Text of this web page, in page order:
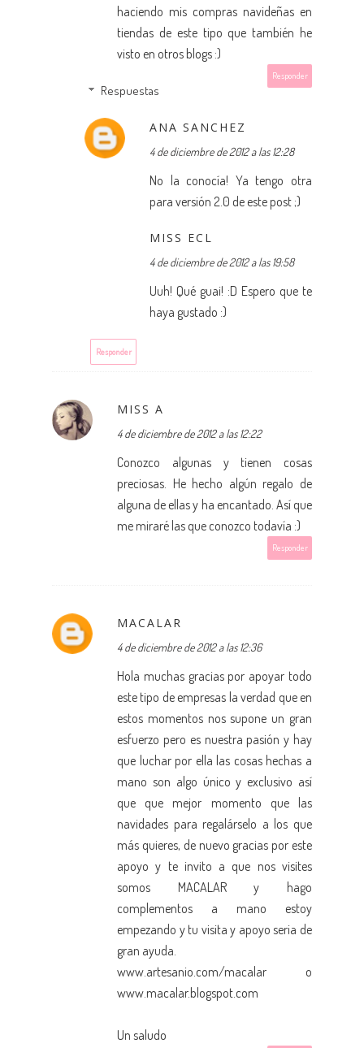
haciendo mis compras navideñas en
tiendas de este tipo que también he
visto en otros blogs :)
Responder
Respuestas
ANA SANCHEZ
4 de diciembre de 2012 a las 12:28
No la conocía! Ya tengo otra
para versión 2.0 de este post ;)
MISS ECL
4 de diciembre de 2012 a las 19:58
Uuh! Qué guai! :D Espero que te
haya gustado :)
Responder
MISS A
4 de diciembre de 2012 a las 12:22
Conozco algunas y tienen cosas
preciosas. He hecho algún regalo de
alguna de ellas y ha encantado. Así que
me miraré las que conozco todavía :)
Responder
MACALAR
4 de diciembre de 2012 a las 12:36
Hola muchas gracias por apoyar todo
este tipo de empresas la verdad que en
estos momentos nos supone un gran
esfuerzo pero es nuestra pasión y hay
que luchar por ella las cosas hechas a
mano son algo único y exclusivo así
que que mejor momento que las
navidades para regalárselo a los que
más quieres, de nuevo gracias por este
apoyo y te invito a que nos visites
somos MACALAR y hago
complementos a mano estoy
empezando y tu visita y apoyo seria de
gran ayuda.
www.artesanio.com/macalar o
www.macalar.blogspot.com
Un saludo